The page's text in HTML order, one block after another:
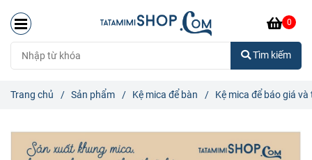
0
Tìm kiếm
Trang chủ / Sản phẩm / Kệ mica để bàn / Kệ mica để báo giá